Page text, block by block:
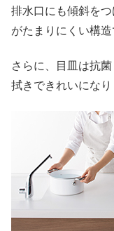
排水口にも傾斜を
がたまりにくい構造
さらに、目皿は抗
拭きできれいになり